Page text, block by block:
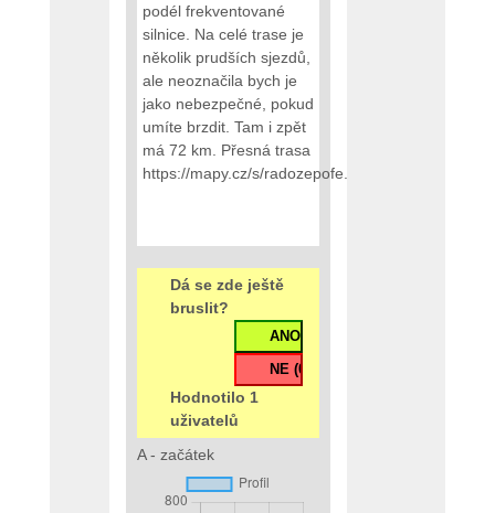
podél frekventované
silnice. Na celé trase je
několik prudších sjezdů,
ale neoznačila bych je
jako nebezpečné, pokud
umíte brzdit. Tam i zpět
má 72 km. Přesná trasa
https://mapy.cz/s/radozepofe.
Dá se zde ještě
bruslit?
Hodnotilo 1
uživatelů
A - začátek